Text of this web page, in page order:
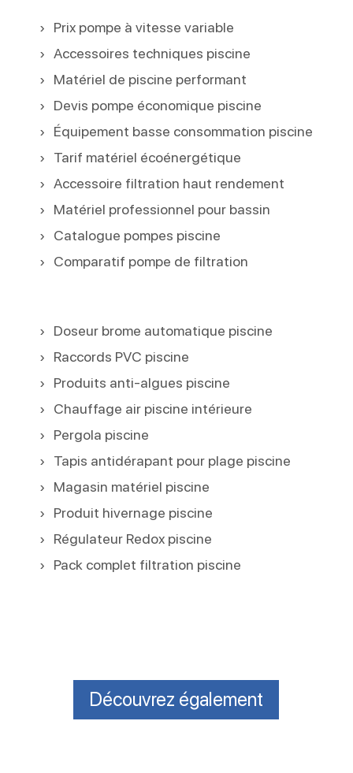
Prix pompe à vitesse variable
Accessoires techniques piscine
Matériel de piscine performant
Devis pompe économique piscine
Équipement basse consommation piscine
Tarif matériel écoénergétique
Accessoire filtration haut rendement
Matériel professionnel pour bassin
Catalogue pompes piscine
Comparatif pompe de filtration
Doseur brome automatique piscine
Raccords PVC piscine
Produits anti-algues piscine
Chauffage air piscine intérieure
Pergola piscine
Tapis antidérapant pour plage piscine
Magasin matériel piscine
Produit hivernage piscine
Régulateur Redox piscine
Pack complet filtration piscine
Découvrez également